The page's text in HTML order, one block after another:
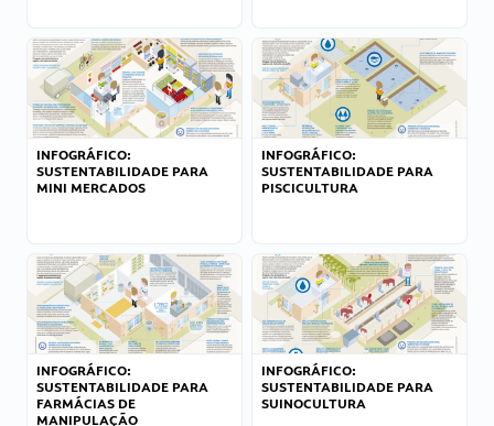
INFOGRÁFICO:
SUSTENTABILIDADE PARA
MINI MERCADOS
INFOGRÁFICO:
SUSTENTABILIDADE PARA
PISCICULTURA
INFOGRÁFICO:
SUSTENTABILIDADE PARA
FARMÁCIAS DE
MANIPULAÇÃO
INFOGRÁFICO:
SUSTENTABILIDADE PARA
SUINOCULTURA